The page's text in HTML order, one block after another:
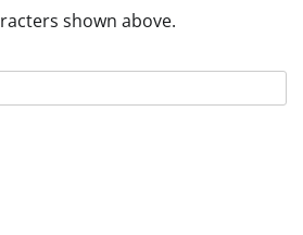
shown above.